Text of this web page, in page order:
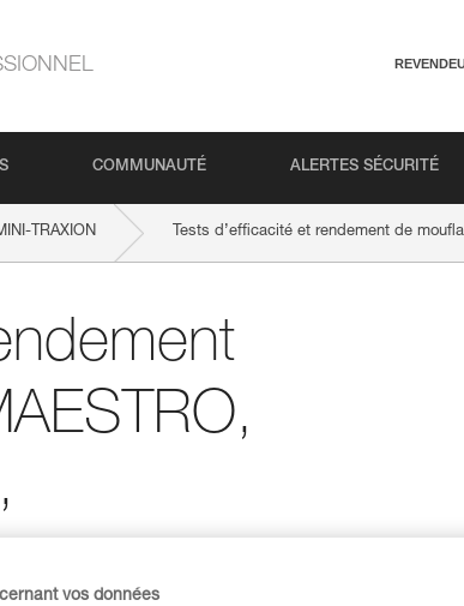
COMMUNAUTÉ ALERTES SÉCURITÉ
TRAXION Tests d’efficacité et rendement de
vos données